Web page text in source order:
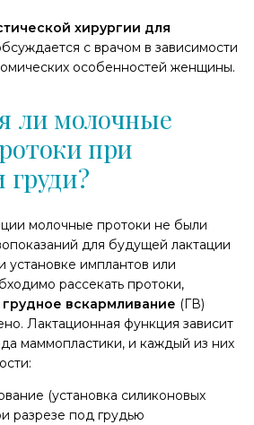
хирургии для
с врачом в зависимости
особенностей женщины.
ли молочные
при
молочные протоки не были
для будущей лактации
установке имплантов или
рассекать протоки,
грудное вскармливание (ГВ)
Лактационная функция зависит
маммопластики, и каждый из них
(установка силиконовых
разрезе под грудью